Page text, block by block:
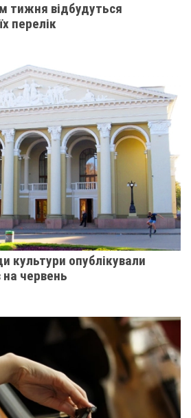
тижня відбудуться
перелік
культури опублікували
на червень